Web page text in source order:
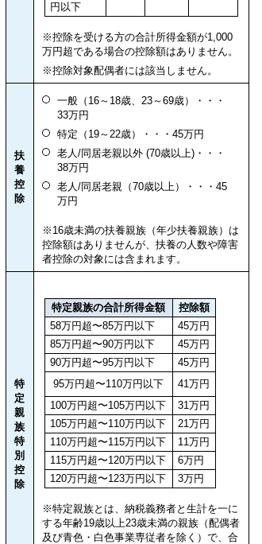
円以下
※控除を受ける方の合計所得金額が1,000
万円超である場合の控除額はありません。
※控除対象配偶者には該当しません。
扶
養
控
除
一般（16～18歳、23～69歳）・・・
33万円
特定（19～22歳）・・・45万円
老人/同居老親以外 (70歳以上)・・・
38万円
老人/同居老親（70歳以上）・・・45
万円
※16歳未満の扶養親族（年少扶養親族）は
控除額はありませんが、扶養の人数や障害
者控除の対象には含まれます。
特
定
親
族
特
別
控
除
特定親族の合計所得金額
控除額
58万円超〜85万円以下
45万円
85万円超〜90万円以下
45万円
90万円超〜95万円以下
45万円
95万円超〜110万円以下
41万円
100万円超〜105万円以下
31万円
105万円超〜110万円以下
21万円
110万円超〜115万円以下
11万円
115万円超〜120万円以下
6万円
120万円超〜123万円以下
3万円
※特定親族とは、納税義務者と生計を一に
する年齢19歳以上23歳未満の親族（配偶者
及び青色・白色事業専従者を除く）で、合